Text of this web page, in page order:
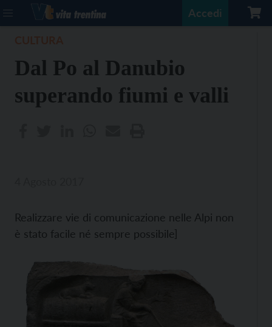
Accedi
Dal Po al Danubio
superando fiumi e valli
Realizzare vie di comunicazione nelle Alpi non
è stato facile né sempre possibile]